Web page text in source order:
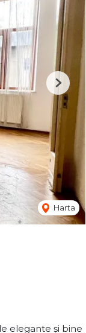
Harta
Next
elegante și bine